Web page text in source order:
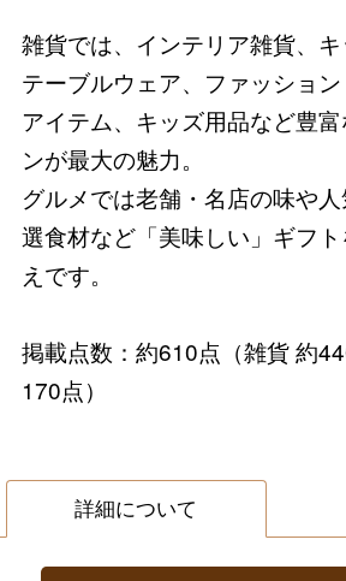
雑貨では、インテリア雑貨、キ
テーブルウェア、ファッショ
アイテム、キッズ用品など豊
ンが最大の魅力。
グルメでは老舗・名店の味や
選食材など「美味しい」ギフ
えです。
掲載点数：約610点（雑貨 約
170点）
詳細について